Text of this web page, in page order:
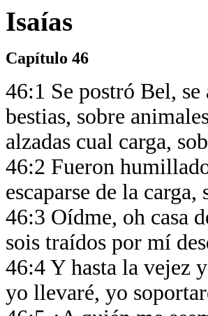
Isaías
Capítulo 46
46:1 Se postró Bel, se
bestias, sobre
alzadas cual carga,
46:2 Fueron
escaparse de la
46:3 Oídme, oh casa
sois traídos por mí
46:4 Y hasta la vejez
yo llevaré, yo